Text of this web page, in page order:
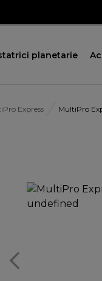
planetarie
Express MultiPro